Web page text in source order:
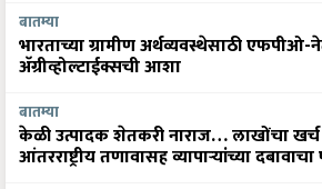
बातम्या
भारताच्या ग्रामीण अर्थव्यवस्थेसाठी एफपीओ-
अ‍ॅग्रीव्होल्टाईक्सची आशा
बातम्या
केळी उत्पादक शेतकरी नाराज… लाखोंचा खर्च
आंतरराष्ट्रीय तणावासह व्यापाऱ्यांच्या